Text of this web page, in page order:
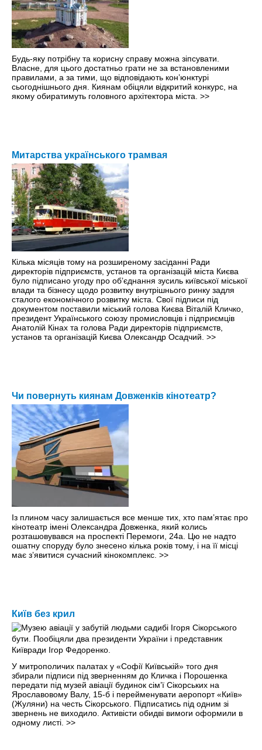
Будь-яку потрібну та корисну справу можна зіпсувати.
Власне, для цього достатньо грати не за встановленими
правилами, а за тими, що відповідають кон’юнктурі
сьогоднішнього дня. Киянам обіцяли відкритий конкурс, на
якому обиратимуть головного архітектора міста. >>
Митарства українського трамвая
Кілька місяців тому на розширеному засіданні Ради
директорів підприємств, установ та організацій міста Києва
було підписано угоду про об’єднання зусиль київської міської
влади та бізнесу щодо розвитку внутрішнього ринку задля
сталого економічного розвитку міста. Свої підписи під
документом поставили міський голова Києва Віталій Кличко,
президент Українського союзу промисловців і підприємців
Анатолій Кінах та голова Ради директорів підприємств,
установ та організацій Києва Олександр Осадчий. >>
Чи повернуть киянам Довженків кінотеатр?
Із плином часу залишається все менше тих, хто пам’ятає про
кінотеатр імені Олександра Довженка, який колись
розташовувався на проспекті Перемоги, 24а. Цю не надто
ошатну споруду було знесено кілька років тому, і на її місці
має з’явитися сучасний кінокомплекс. >>
Київ без крил
У митрополичих палатах у «Софії Київській» того дня
збирали підписи під зверненням до Кличка і Порошенка
передати під музей авіації будинок сім’ї Сікорських на
Ярославовому Валу, 15-б і перейменувати аеропорт «Київ»
(Жуляни) на честь Сікорського. Підписатись під одним зі
звернень не виходило. Активісти обидві вимоги оформили в
одному листі. >>